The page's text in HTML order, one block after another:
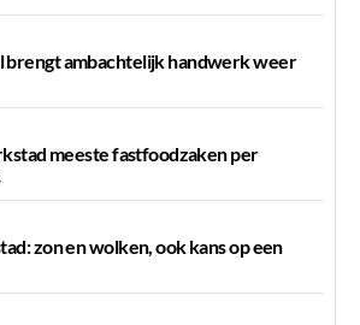
brengt ambachtelijk handwerk weer
meeste fastfoodzaken per
zon en wolken, ook kans op een